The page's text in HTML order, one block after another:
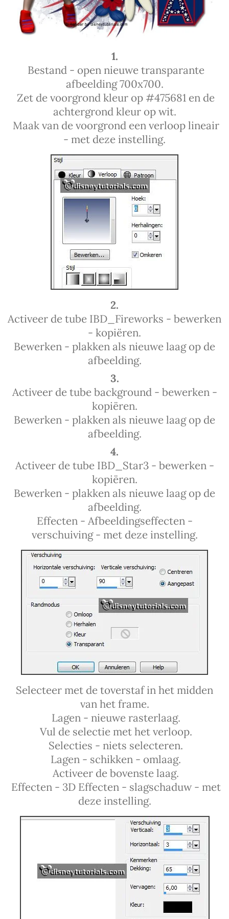
1.
Bestand - open nieuwe transparante
afbeelding 700x700.
Zet de voorgrond kleur op #475681 en de
achtergrond kleur op wit.
Maak van de voorgrond een verloop lineair
- met deze instelling.
2.
Activeer de tube IBD_Fireworks - bewerken
- kopiëren.
Bewerken - plakken als nieuwe laag op de
afbeelding.
3.
Activeer de tube background - bewerken -
kopiëren.
Bewerken - plakken als nieuwe laag op de
afbeelding.
4.
Activeer de tube IBD_Star3 - bewerken -
kopiëren.
Bewerken - plakken als nieuwe laag op de
afbeelding.
Effecten - Afbeeldingseffecten -
verschuiving - met deze instelling.
Selecteer met de toverstaf in het midden
van het frame.
Lagen - nieuwe rasterlaag.
Vul de selectie met het verloop.
Selecties - niets selecteren.
Lagen - schikken - omlaag.
Activeer de bovenste laag.
Effecten - 3D Effecten - slagschaduw - met
deze instelling.